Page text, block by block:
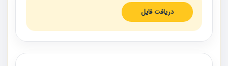
دریافت فایل